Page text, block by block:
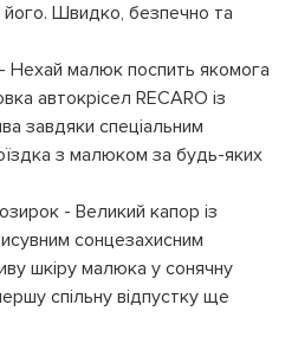
його. Швидко, безпечно та
малюк поспить якомога
автокрісел RECARO із
завдяки спеціальним
з малюком за будь-яких
- Великий капор із
сонцезахисним
шкіру малюка у сонячну
спільну відпустку ще